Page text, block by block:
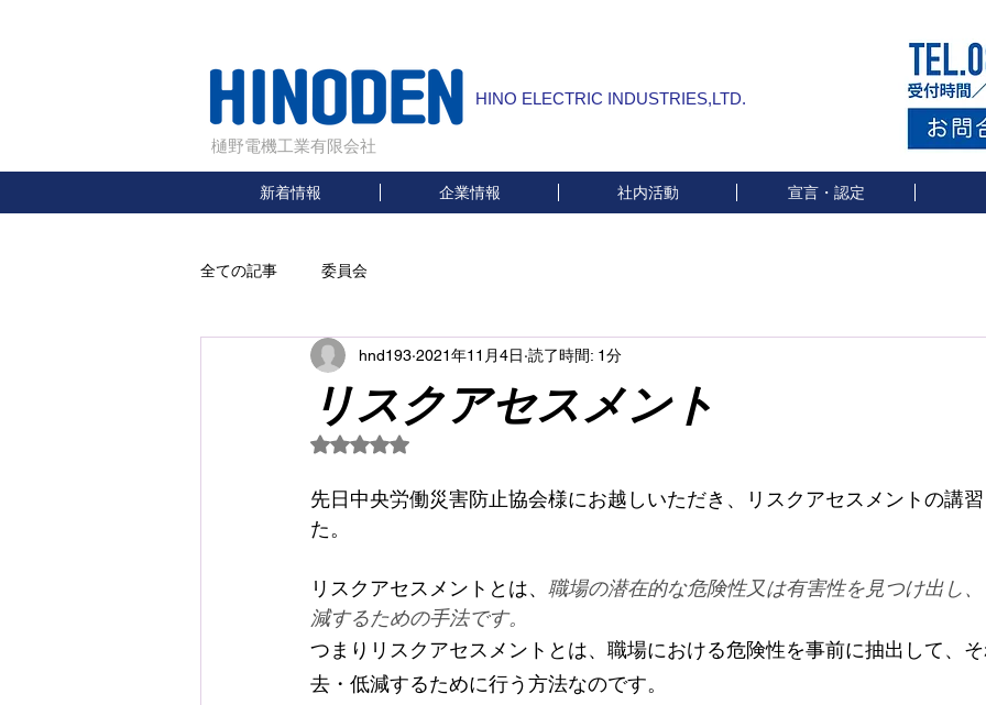
樋野電機工業有限会社
HINO ELECTRIC INDUSTRIES,LTD.
新着情報 企業情報 社内活動 宣言・認定
全ての記事 委員会
リスクアセスメント
hnd193 2021年11月4日 読了時間: 1分
5つ星のうちNaNと評価されています。
先日中央労働災害防止協会様にお越しいただき、リスクアセスメントの講
た。
リスクアセスメントとは、 職場の潜在的な危険性又は有害性を見つけ出し
減するための手法です。
つまりリスクアセスメントとは、職場における危険性を事前に抽出して、
去・低減するために行う方法なのです。